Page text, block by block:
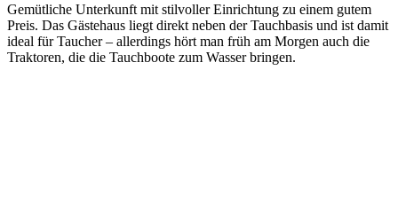
Gemütliche Unterkunft mit stilvoller Einrichtung zu einem gutem
Preis. Das Gästehaus liegt direkt neben der Tauchbasis und ist damit
ideal für Taucher – allerdings hört man früh am Morgen auch die
Traktoren, die die Tauchboote zum Wasser bringen.